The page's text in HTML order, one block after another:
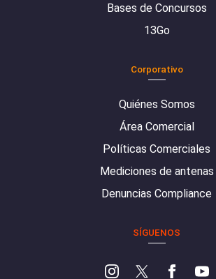
Bases de Concursos
13Go
Corporativo
Quiénes Somos
Área Comercial
Políticas Comerciales
Mediciones de antenas
Denuncias Compliance
SÍGUENOS